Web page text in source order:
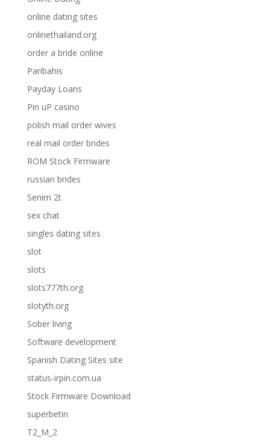
online dating sites
onlinethailand.org
order a bride online
Paribahis
Payday Loans
Pin uP casino
polish mail order wives
real mail order brides
ROM Stock Firmware
russian brides
Senim 2t
sex chat
singles dating sites
slot
slots
slots777th.org
slotyth.org
Sober living
Software development
Spanish Dating Sites site
status-irpin.com.ua
Stock Firmware Download
superbetin
T2_M_2